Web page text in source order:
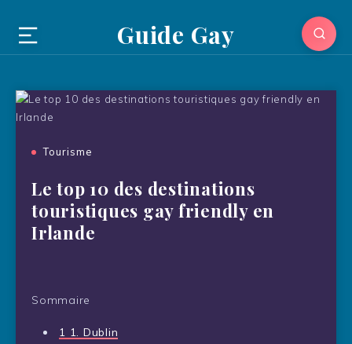
Guide Gay
Tourisme
Le top 10 des destinations
touristiques gay friendly en
Irlande
Sommaire
1 1. Dublin